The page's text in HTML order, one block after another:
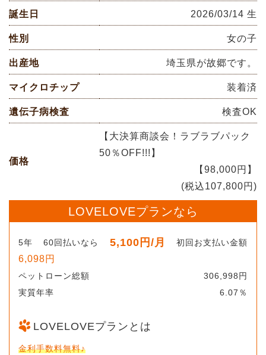
誕生日 2026/03/14 生
性別 女の子
出産地 埼玉県が故郷です。
マイクロチップ 装着済
遺伝子病検査 検査OK
価格
【大決算商談会！ラブラブパック
50％OFF!!!】
【98,000円】
(税込107,800円)
LOVELOVEプランなら
5年 60回払いなら 5,100円 /月 初回お支払い金額
6,098円
ペットローン総額
306,998円
実質年率
6.07％
LOVELOVEプランとは
金利手数料無料♪